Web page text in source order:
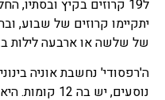
יתקיימו קרוזים של שבוע,
של שלשה או ארבעה לילות
ה'רפסודי' נחשבת אוניה